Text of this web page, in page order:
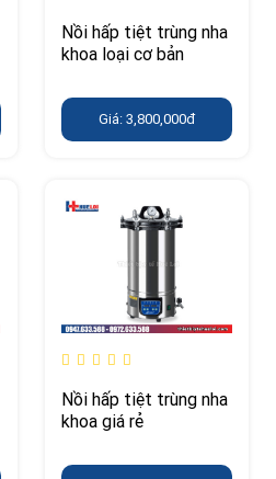
Nồi hấp tiệt trùng nha
khoa loại cơ bản
Giá: 3,800,000đ
Nồi hấp tiệt trùng nha
khoa giá rẻ